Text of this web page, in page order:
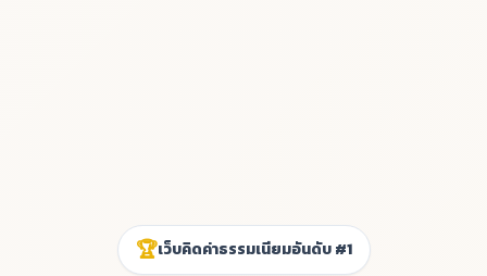
🏆เว็บคิดค่าธรรมเนียมอันดับ #1